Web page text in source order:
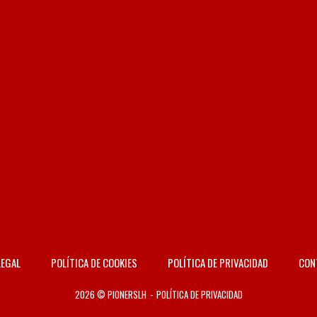
POLÍTICA DE COOKIES POLÍTICA DE PRIVACIDAD
2026 © PIONERSLH POLÍTICA DE PRIVACIDAD